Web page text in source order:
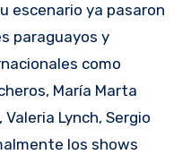
escenario ya pasaron
paraguayos y
como
María Marta
Lynch, Sergio
los shows